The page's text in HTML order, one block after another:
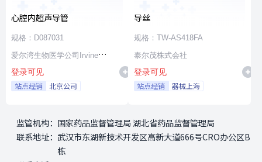
心腔内超声导管
规格：D087031
爱尔湾生物医学公司Irvine
Biomedical,Inc. a St. Jude
Medical Company
登录可见
站点经销 北京公司
导丝
规格：TW-AS418FA
泰尔茂株式会社
登录可见
站点经销 器械上海
监管机构： 国家药品监督管理局 湖北省药品监督管理局
联系地址： 武汉市东湖新技术开发区高新大道666号CRO办公区B
栋